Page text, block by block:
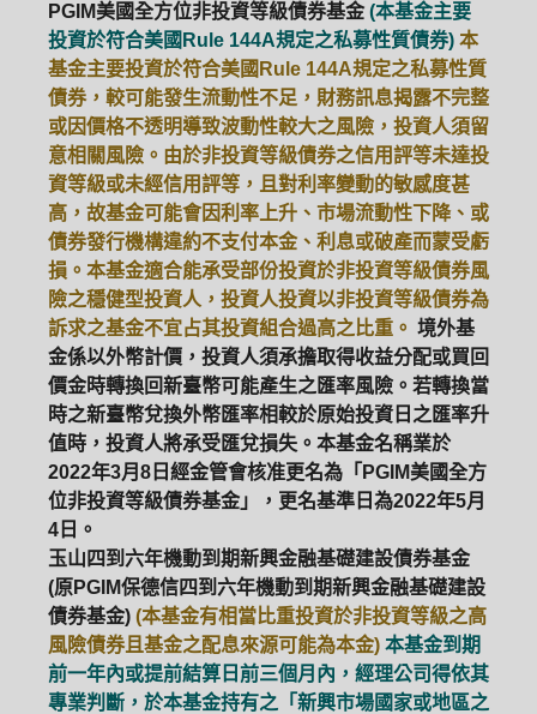
PGIM美國全方位非投資等級債券基金 (本基金主要
投資於符合美國Rule 144A規定之私募性質債券) 本
基金主要投資於符合美國Rule 144A規定之私募性質
債券，較可能發生流動性不足，財務訊息揭露不完整
或因價格不透明導致波動性較大之風險，投資人須留
意相關風險。由於非投資等級債券之信用評等未達投
資等級或未經信用評等，且對利率變動的敏感度甚
高，故基金可能會因利率上升、市場流動性下降、或
債券發行機構違約不支付本金、利息或破產而蒙受虧
損。本基金適合能承受部份投資於非投資等級債券風
險之穩健型投資人，投資人投資以非投資等級債券為
訴求之基金不宜占其投資組合過高之比重。 境外基
金係以外幣計價，投資人須承擔取得收益分配或買回
價金時轉換回新臺幣可能產生之匯率風險。若轉換當
時之新臺幣兌換外幣匯率相較於原始投資日之匯率升
值時，投資人將承受匯兌損失。本基金名稱業於
2022年3月8日經金管會核准更名為「PGIM美國全方
位非投資等級債券基金」，更名基準日為2022年5月
4日。
玉山四到六年機動到期新興金融基礎建設債券基金
(原PGIM保德信四到六年機動到期新興金融基礎建設
債券基金) (本基金有相當比重投資於非投資等級之高
風險債券且基金之配息來源可能為本金) 本基金到期
前一年內或提前結算日前三個月內，經理公司得依其
專業判斷，於本基金持有之「新興市場國家或地區之